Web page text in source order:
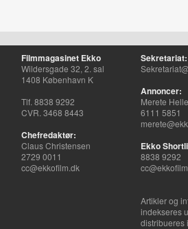
Filmmagasinet Ekko
Wildersgade 32, 2. sal
1408 København K
Tlf. 8838 9292
CVR. 3468 8443
Chefredaktør:
Claus Christensen
2729 0011
cc@ekkofilm.dk
Sekretariat:
Annoncer:
Merete
6111 5851
Ekko
8838 9292
Artikler og
indekseres
distribueres